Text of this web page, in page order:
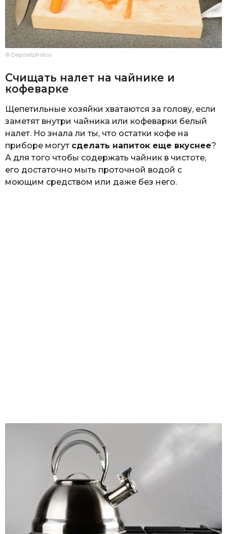
© Depositphotos
Счищать налет на чайнике и
кофеварке
Щепетильные хозяйки хватаются за голову, если
заметят внутри чайника или кофеварки белый
налет. Но знала ли ты, что остатки кофе на
приборе могут сделать напиток еще вкуснее?
А для того чтобы содержать чайник в чистоте,
его достаточно мыть проточной водой с
моющим средством или даже без него.